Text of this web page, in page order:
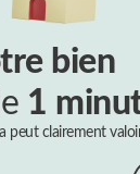
bien
1
peut clairement